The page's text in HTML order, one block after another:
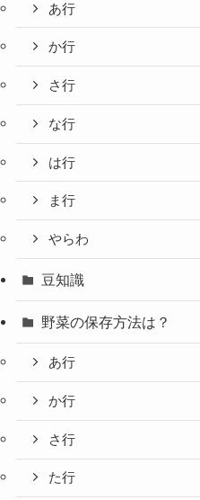
あ行
か行
さ行
な行
は行
ま行
やらわ
豆知識
野菜の保存方法は？
あ行
か行
さ行
た行